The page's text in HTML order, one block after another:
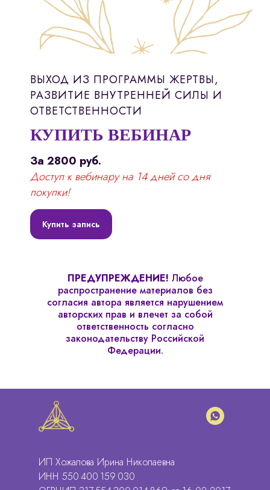
ВЫХОД ИЗ ПРОГРАММЫ ЖЕРТВЫ,
РАЗВИТИЕ ВНУТРЕННЕЙ СИЛЫ И
ОТВЕТСТВЕННОСТИ
КУПИТЬ ВЕБИНАР
За 2800 руб.
Доступ к вебинару на 14 дней со дня
покупки!
Купить запись
ПРЕДУПРЕЖДЕНИЕ! Любое
распространение материалов без
согласия автора является нарушением
авторских прав и влечет за собой
ответственность согласно
законодательству Российской
Федерации.
ИП Хожалова Ирина Николаевна
ИНН 550 400 159 030